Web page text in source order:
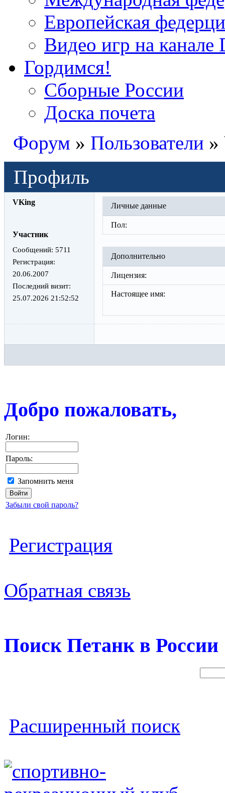
Европейская
Видео игр на
Гордимся!
Сборные России
Доска почета
Форум » Пользователи »
Профиль
VKing
Участник
Сообщений: 5711
Регистрация:
20.06.2007
Последний визит:
25.07.2026 21:52:52
Личные данные
Пол:
Дополнительно
Лицензия:
Настоящее имя:
Добро пожаловать,
Логин:
Пароль:
Запомнить меня
Забыли свой пароль?
Регистрация
Обратная связь
Поиск Петанк в России
Расширенный поиск